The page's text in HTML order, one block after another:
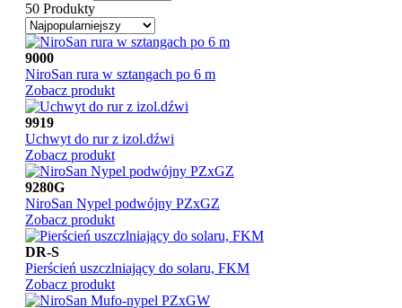
50 Produkty
9000
NiroSan rura w sztangach po 6 m
Zobacz produkt
9919
Uchwyt do rur z izol.dźwi
Zobacz produkt
9280G
NiroSan Nypel podwójny PZxGZ
Zobacz produkt
DR-S
Pierścień uszczlniający do solaru, FKM
Zobacz produkt